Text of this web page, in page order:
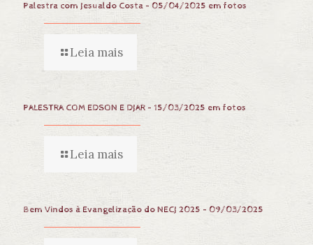
Palestra com Jesualdo Costa – 05/04/2025 em fotos
Leia mais
PALESTRA COM EDSON E DJAR – 15/03/2025 em fotos
Leia mais
Bem Vindos à Evangelização do NECJ 2025 – 09/03/2025